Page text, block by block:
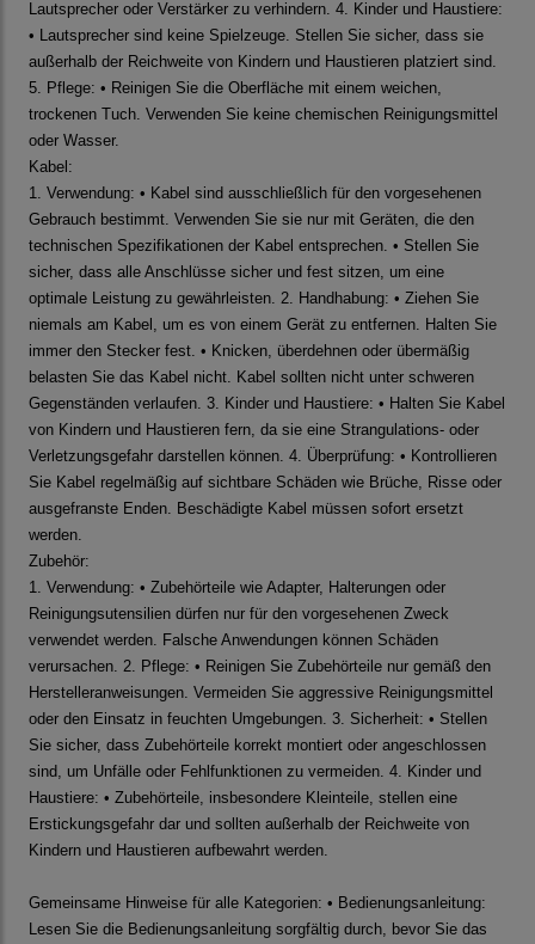
Lautsprecher oder Verstärker zu verhindern. 4. Kinder und Haustiere:
• Lautsprecher sind keine Spielzeuge. Stellen Sie sicher, dass sie
außerhalb der Reichweite von Kindern und Haustieren platziert sind.
5. Pflege: • Reinigen Sie die Oberfläche mit einem weichen,
trockenen Tuch. Verwenden Sie keine chemischen Reinigungsmittel
oder Wasser.
Kabel:
1. Verwendung: • Kabel sind ausschließlich für den vorgesehenen
Gebrauch bestimmt. Verwenden Sie sie nur mit Geräten, die den
technischen Spezifikationen der Kabel entsprechen. • Stellen Sie
sicher, dass alle Anschlüsse sicher und fest sitzen, um eine
optimale Leistung zu gewährleisten. 2. Handhabung: • Ziehen Sie
niemals am Kabel, um es von einem Gerät zu entfernen. Halten Sie
immer den Stecker fest. • Knicken, überdehnen oder übermäßig
belasten Sie das Kabel nicht. Kabel sollten nicht unter schweren
Gegenständen verlaufen. 3. Kinder und Haustiere: • Halten Sie Kabel
von Kindern und Haustieren fern, da sie eine Strangulations- oder
Verletzungsgefahr darstellen können. 4. Überprüfung: • Kontrollieren
Sie Kabel regelmäßig auf sichtbare Schäden wie Brüche, Risse oder
ausgefranste Enden. Beschädigte Kabel müssen sofort ersetzt
werden.
Zubehör:
1. Verwendung: • Zubehörteile wie Adapter, Halterungen oder
Reinigungsutensilien dürfen nur für den vorgesehenen Zweck
verwendet werden. Falsche Anwendungen können Schäden
verursachen. 2. Pflege: • Reinigen Sie Zubehörteile nur gemäß den
Herstelleranweisungen. Vermeiden Sie aggressive Reinigungsmittel
oder den Einsatz in feuchten Umgebungen. 3. Sicherheit: • Stellen
Sie sicher, dass Zubehörteile korrekt montiert oder angeschlossen
sind, um Unfälle oder Fehlfunktionen zu vermeiden. 4. Kinder und
Haustiere: • Zubehörteile, insbesondere Kleinteile, stellen eine
Erstickungsgefahr dar und sollten außerhalb der Reichweite von
Kindern und Haustieren aufbewahrt werden.
Gemeinsame Hinweise für alle Kategorien: • Bedienungsanleitung:
Lesen Sie die Bedienungsanleitung sorgfältig durch, bevor Sie das